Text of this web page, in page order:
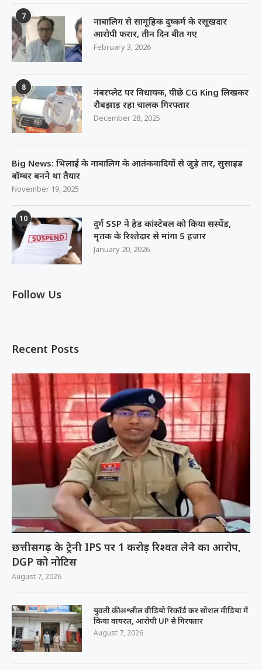
7
नाबालिग से सामूहिक दुष्कर्म के रसूखदार
आरोपी फरार, तीन दिन बीत गए
February 3, 2026
8
नंबरप्लेट पर विधायक, पीछे CG King लिखकर
रौबझाड़ रहा चालक गिरफ्तार
December 28, 2025
Big News: भिलाई के नाबालिग के आतंकवादियों से जुड़े तार, सुसाइड
बॉम्बर बनने था तैयार
November 19, 2025
10
दुर्ग SSP ने हेड कांस्टेबल को किया सस्पेंड,
मृतक के रिश्तेदार से मांगा 5 हजार
January 20, 2026
Follow Us
Recent Posts
छत्तीसगढ़ के ट्रेनी IPS पर 1 करोड़ रिश्वत लेने का आरोप,
DGP को नोटिस
August 7, 2026
युवती की अश्लील वीडियो रिकॉर्ड कर सोशल मीडिया में
किया वायरल, आरोपी UP से गिरफ्तार
August 7, 2026